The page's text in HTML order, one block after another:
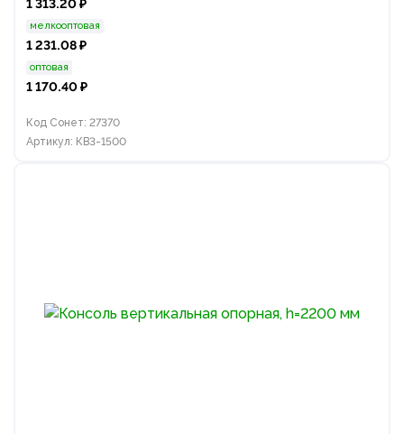
1 313.20 ₽
мелкооптовая
1 231.08 ₽
оптовая
1 170.40 ₽
Код Сонет: 27370
Артикул: КВ3-1500